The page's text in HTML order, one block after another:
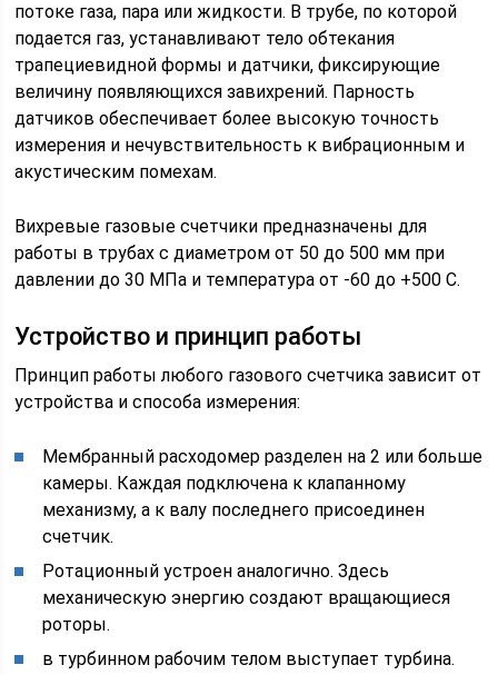
потоке газа, пара или жидкости. В трубе, по которой
подается газ, устанавливают тело обтекания
трапециевидной формы и датчики, фиксирующие
величину появляющихся завихрений. Парность
датчиков обеспечивает более высокую точность
измерения и нечувствительность к вибрационным и
акустическим помехам.
Вихревые газовые счетчики предназначены для
работы в трубах с диаметром от 50 до 500 мм при
давлении до 30 МПа и температура от -60 до +500 С.
Устройство и принцип работы
Принцип работы любого газового счетчика зависит от
устройства и способа измерения:
Мембранный расходомер разделен на 2 или больше
камеры. Каждая подключена к клапанному
механизму, а к валу последнего присоединен
счетчик.
Ротационный устроен аналогично. Здесь
механическую энергию создают вращающиеся
роторы.
в турбинном рабочим телом выступает турбина.